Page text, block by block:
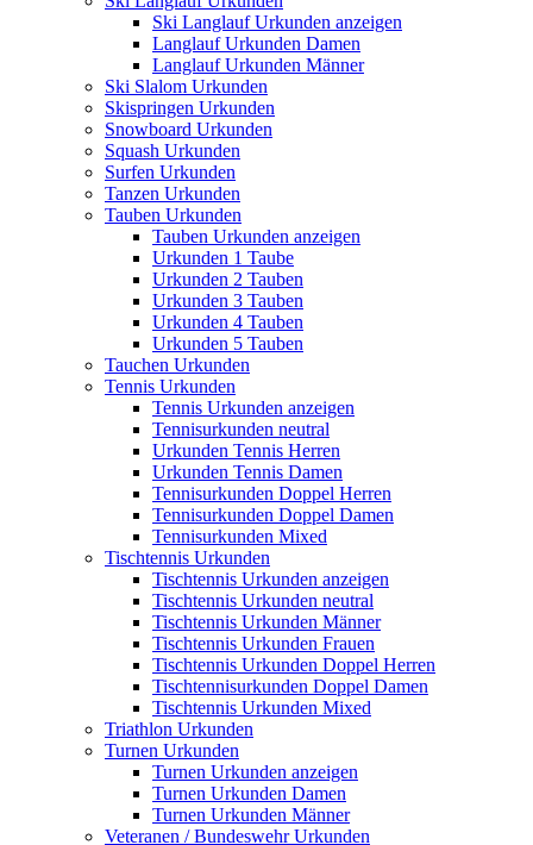
Ski Langlauf Urkunden anzeigen
Langlauf Urkunden Damen
Langlauf Urkunden Männer
Ski Slalom Urkunden
Skispringen Urkunden
Snowboard Urkunden
Squash Urkunden
Surfen Urkunden
Tanzen Urkunden
Tauben Urkunden
Tauben Urkunden anzeigen
Urkunden 1 Taube
Urkunden 2 Tauben
Urkunden 3 Tauben
Urkunden 4 Tauben
Urkunden 5 Tauben
Tauchen Urkunden
Tennis Urkunden
Tennis Urkunden anzeigen
Tennisurkunden neutral
Urkunden Tennis Herren
Urkunden Tennis Damen
Tennisurkunden Doppel Herren
Tennisurkunden Doppel Damen
Tennisurkunden Mixed
Tischtennis Urkunden
Tischtennis Urkunden anzeigen
Tischtennis Urkunden neutral
Tischtennis Urkunden Männer
Tischtennis Urkunden Frauen
Tischtennis Urkunden Doppel Herren
Tischtennisurkunden Doppel Damen
Tischtennis Urkunden Mixed
Triathlon Urkunden
Turnen Urkunden
Turnen Urkunden anzeigen
Turnen Urkunden Damen
Turnen Urkunden Männer
Veteranen / Bundeswehr Urkunden